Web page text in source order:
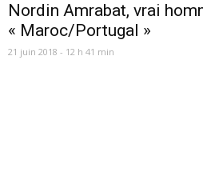
Nordin Amrabat, vrai
« Maroc/Portugal »
21 juin 2018 - 12 h 41 min